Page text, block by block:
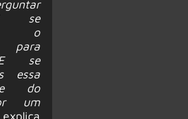
se
o
E se
essa
do
um